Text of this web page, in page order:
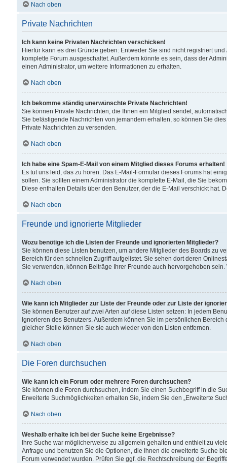
Nach oben
Private Nachrichten
Ich kann keine Privaten Nachrichten verschicken!
Hierfür kann es drei Gründe geben: Entweder Sie sind nicht registriert
komplette Forum ausgeschaltet. Außerdem könnte es sein, dass der
einen Administrator, um weitere Informationen zu erhalten.
Nach oben
Ich bekomme ständig unerwünschte Private Nachrichten!
Sie können Private Nachrichten, die Ihnen ein Mitglied sendet,
Sie belästigende Nachrichten von jemandem erhalten, so können Sie
Private Nachrichten zu versenden.
Nach oben
Ich habe eine Spam-E-Mail von einem Mitglied dieses Forums erhalten!
Es tut uns leid, das zu hören. Das E-Mail-Formular dieses Forums hat
sollen. Sie sollten einem Administrator die komplette E-Mail, die Sie
Diese enthalten Details über den Benutzer, der die E-Mail verschickt hat.
Nach oben
Freunde und ignorierte Mitglieder
Wozu benötige ich die Listen der Freunde und ignorierten Mitglieder?
Sie können diese Listen benutzen, um andere Mitglieder des Boards zu
Bereich für den schnellen Zugriff aufgelistet. Sie sehen dort deren
Sie verwenden, können Beiträge Ihrer Freunde auch hervorgehoben
Nach oben
Wie kann ich Mitglieder zur Liste der Freunde oder zur Liste der
Sie können Benutzer auf zwei Arten auf diese Listen setzen: In jedem
Ignorieren des Benutzers. Außerdem können Sie im persönlichen
gleicher Stelle können Sie sie auch wieder von den Listen entfernen.
Nach oben
Die Foren durchsuchen
Wie kann ich ein Forum oder mehrere Foren durchsuchen?
Sie können die Foren durchsuchen, indem Sie einen Suchbegriff in die
Erweiterte Suchmöglichkeiten erhalten Sie, indem Sie den „Erweiterte
Nach oben
Weshalb erhalte ich bei der Suche keine Ergebnisse?
Ihre Suche war möglicherweise zu allgemein gehalten und enthielt zu
Anfrage und benutzen Sie die Optionen, die Ihnen die erweiterte Suche
Forum verwendet wurden. Prüfen Sie ggf. die Rechtschreibung der